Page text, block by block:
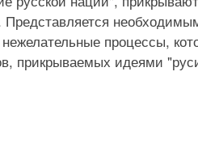
Представляется
процессы,
прикрываемых идеями